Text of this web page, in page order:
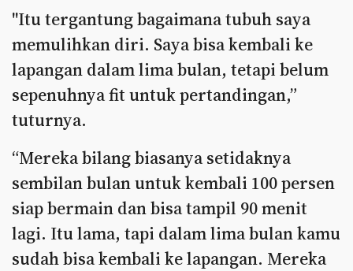
"Itu tergantung bagaimana tubuh saya
memulihkan diri. Saya bisa kembali ke
lapangan dalam lima bulan, tetapi belum
sepenuhnya fit untuk pertandingan,”
tuturnya.
“Mereka bilang biasanya setidaknya
sembilan bulan untuk kembali 100 persen
siap bermain dan bisa tampil 90 menit
lagi. Itu lama, tapi dalam lima bulan kamu
sudah bisa kembali ke lapangan. Mereka